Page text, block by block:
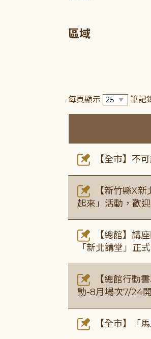
區域
每頁顯示 筆記
【全市】不
【新竹縣X
起來」活動，歡
【總館】講
「新北講堂」正
【總館行動
動-8月場次7/24
【全市】「